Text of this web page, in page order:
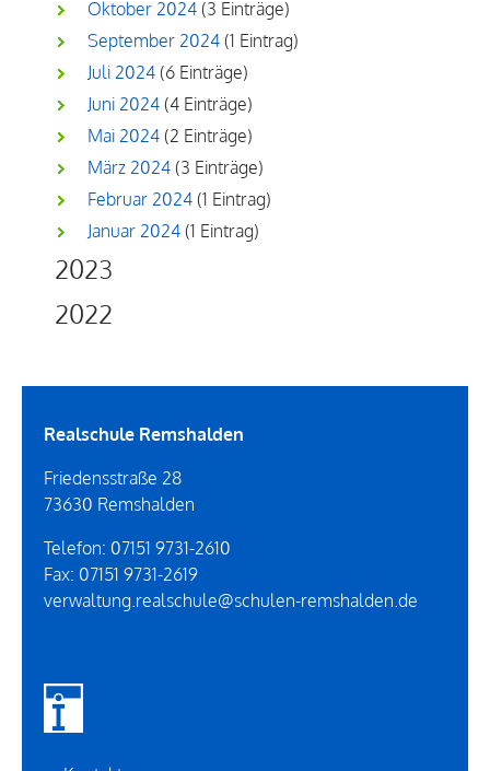
Oktober 2024 (3 Einträge)
September 2024 (1 Eintrag)
Juli 2024 (6 Einträge)
Juni 2024 (4 Einträge)
Mai 2024 (2 Einträge)
März 2024 (3 Einträge)
Februar 2024 (1 Eintrag)
Januar 2024 (1 Eintrag)
2023
2022
Realschule Remshalden
Friedensstraße 28
73630 Remshalden
Telefon: 07151 9731-2610
Fax: 07151 9731-2619
verwaltung.realschule@schulen-remshalden.de